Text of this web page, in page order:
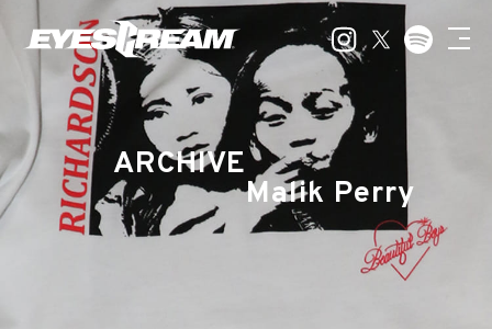
ARCHIVE
Malik Perry